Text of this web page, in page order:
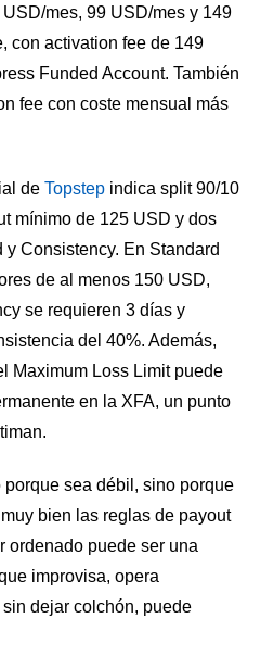
mes, 99 USD/mes y 149
con activation fee de 149
Funded Account. También
fee con coste mensual más
de Topstep indica split 90/10
mínimo de 125 USD y dos
Consistency. En Standard
de al menos 150 USD,
se requieren 3 días y
del 40%. Además,
Maximum Loss Limit puede
en la XFA, un punto
sea débil, sino porque
bien las reglas de payout
ordenado puede ser una
improvisa, opera
dejar colchón, puede